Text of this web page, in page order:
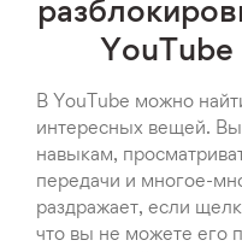
YouTube
В YouTube можно
интересных вещей.
навыкам,
передачи и многое-
раздражает, если
что вы не можете его